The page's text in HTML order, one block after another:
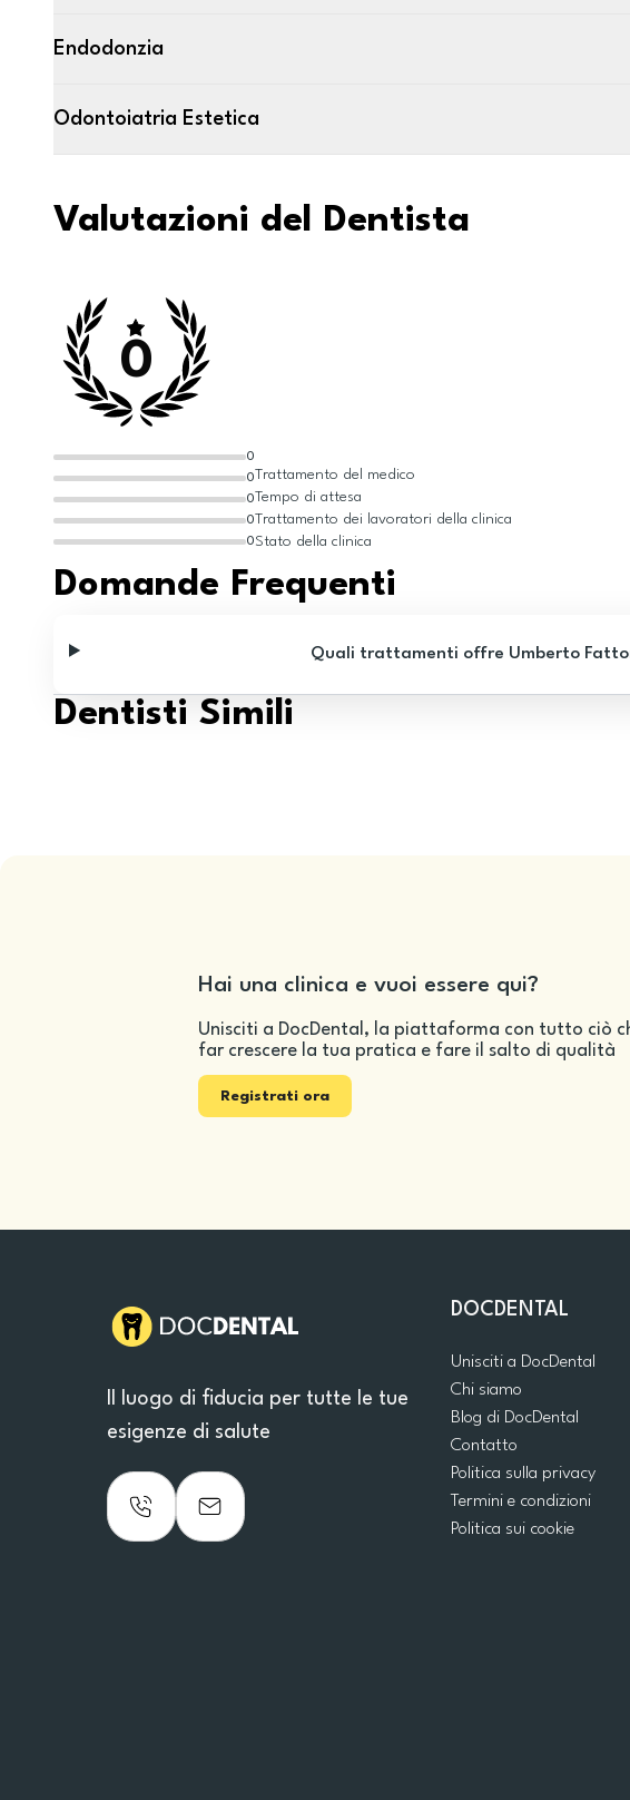
Endodonzia
Odontoiatria Estetica
Valutazioni del Dentista
0
0
0
0
0
0
Trattamento del medico
Tempo di attesa
Trattamento dei lavoratori della clinica
Stato della clinica
Domande Frequenti
Quali trattamenti offre Umberto
Dentisti Simili
Hai una clinica e vuoi essere qui?
Unisciti a DocDental, la piattaforma con tutto ciò
far crescere la tua pratica e fare il salto di qualità
Registrati ora
Il luogo di fiducia per tutte le tue
esigenze di salute
DOCDENTAL
Unisciti a DocDental
Chi siamo
Blog di DocDental
Contatto
Politica sulla privacy
Termini e condizioni
Politica sui cookie